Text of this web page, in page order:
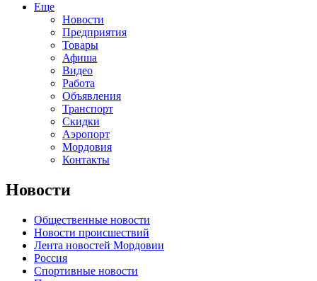
Еще
Новости
Предприятия
Товары
Афиша
Видео
Работа
Объявления
Транспорт
Скидки
Аэропорт
Мордовия
Контакты
Новости
Общественные новости
Новости происшествий
Лента новостей Мордовии
Россия
Спортивные новости